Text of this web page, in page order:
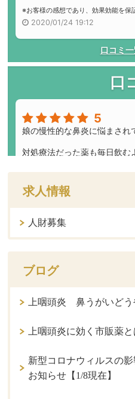
求人情報
人財募集
ブログ
上咽頭炎 鼻うがいどう
上咽頭炎に効く市販薬
新型コロナウィルスの
お知らせ【1/8現在】